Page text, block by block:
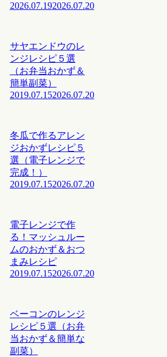
2026.07.192026.07.20
サヤエンドウのレ
ンジレシピ５選
（お弁当おかず＆
簡単副菜）
2019.07.152026.07.20
冬瓜で作るアレン
ジおかずレシピ５
選（電子レンジで
完成！）
2019.07.152026.07.20
電子レンジで作
る！マッシュルー
ムのおかず＆おつ
まみレシピ
2019.07.152026.07.20
ベーコンのレンジ
レシピ５選（お弁
当おかず＆簡単な
副菜）